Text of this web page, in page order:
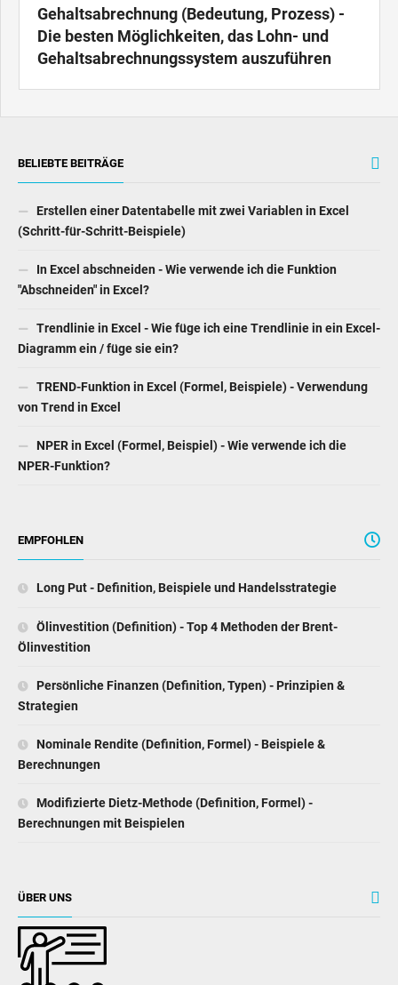
Gehaltsabrechnung (Bedeutung, Prozess) -
Die besten Möglichkeiten, das Lohn- und
Gehaltsabrechnungssystem auszuführen
BELIEBTE BEITRÄGE
Erstellen einer Datentabelle mit zwei Variablen in Excel
(Schritt-für-Schritt-Beispiele)
In Excel abschneiden - Wie verwende ich die Funktion
"Abschneiden" in Excel?
Trendlinie in Excel - Wie füge ich eine Trendlinie in ein Excel-
Diagramm ein / füge sie ein?
TREND-Funktion in Excel (Formel, Beispiele) - Verwendung
von Trend in Excel
NPER in Excel (Formel, Beispiel) - Wie verwende ich die
NPER-Funktion?
EMPFOHLEN
Long Put - Definition, Beispiele und Handelsstrategie
Ölinvestition (Definition) - Top 4 Methoden der Brent-
Ölinvestition
Persönliche Finanzen (Definition, Typen) - Prinzipien &
Strategien
Nominale Rendite (Definition, Formel) - Beispiele &
Berechnungen
Modifizierte Dietz-Methode (Definition, Formel) -
Berechnungen mit Beispielen
ÜBER UNS